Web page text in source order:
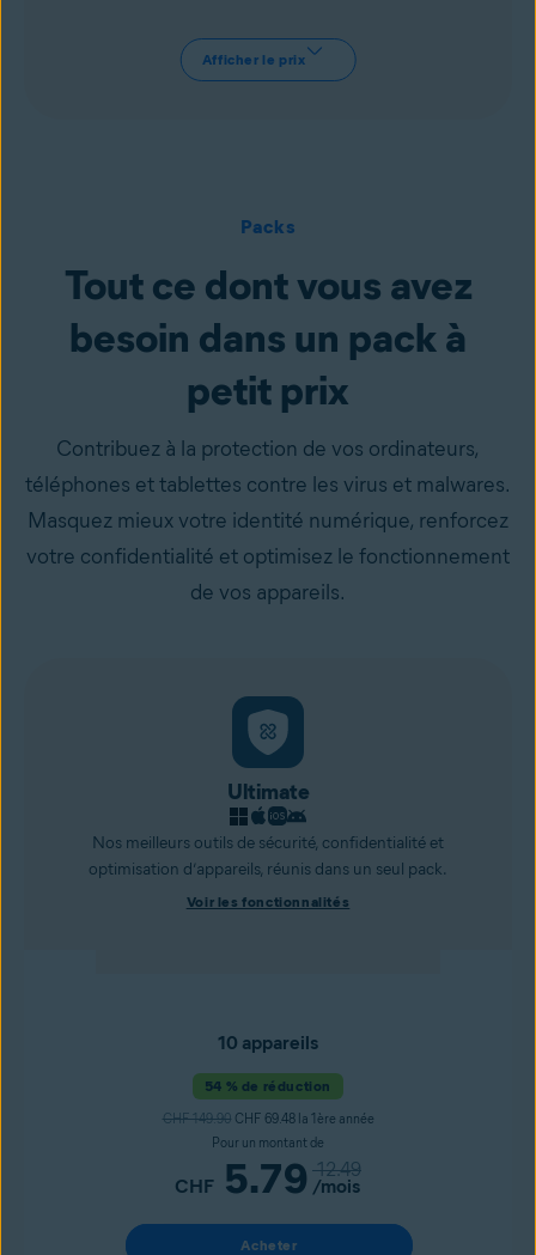
Afficher le prix
Packs
Tout ce dont vous avez
besoin dans un pack à
petit prix
Contribuez à la protection de vos ordinateurs,
téléphones et tablettes contre les virus et malwares.
Masquez mieux votre identité numérique, renforcez
votre confidentialité et optimisez le fonctionnement
de vos appareils.
Ultimate
Nos meilleurs outils de sécurité, confidentialité et
optimisation d’appareils, réunis dans un seul pack.
Voir les fonctionnalités
10 appareils
54 % de réduction
CHF 149.90 CHF 69.48 la 1ère année
Pour un montant de
CHF 5.79 12.49
/mois
Acheter